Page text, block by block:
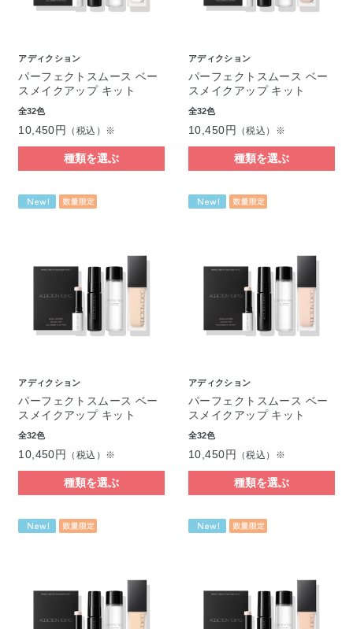
アディクション
パーフェクトスムース ベー
スメイクアップ キット
全32色
10,450円 （税込）※
種類を選ぶ
アディクション
パーフェクトスムース ベー
スメイクアップ キット
全32色
10,450円 （税込）※
種類を選ぶ
アディクション
パーフェクトスムース ベー
スメイクアップ キット
全32色
10,450円 （税込）※
種類を選ぶ
アディクション
パーフェクトスムース ベー
スメイクアップ キット
全32色
10,450円 （税込）※
種類を選ぶ